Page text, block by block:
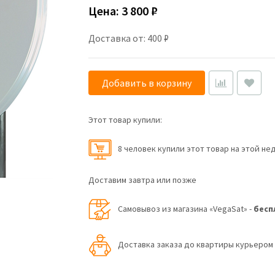
Цена: 3 800 ₽
Доставка от: 400 ₽
Добавить в корзину
Этот товар купили:
8 человек купили этот товар на этой
Доставим завтра или позже
Самовывоз из магазина «VegaSat» -
Доставка заказа до квартиры курьером